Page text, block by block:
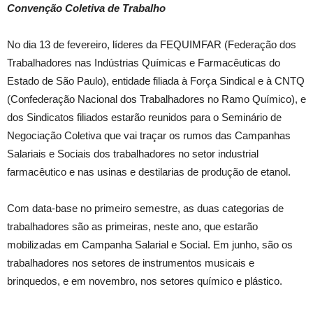
Convenção Coletiva de Trabalho
No dia 13 de fevereiro, líderes da FEQUIMFAR (Federação dos
Trabalhadores nas Indústrias Químicas e Farmacêuticas do
Estado de São Paulo), entidade filiada à Força Sindical e à CNTQ
(Confederação Nacional dos Trabalhadores no Ramo Químico), e
dos Sindicatos filiados estarão reunidos para o Seminário de
Negociação Coletiva que vai traçar os rumos das Campanhas
Salariais e Sociais dos trabalhadores no setor industrial
farmacêutico e nas usinas e destilarias de produção de etanol.
Com data-base no primeiro semestre, as duas categorias de
trabalhadores são as primeiras, neste ano, que estarão
mobilizadas em Campanha Salarial e Social. Em junho, são os
trabalhadores nos setores de instrumentos musicais e
brinquedos, e em novembro, nos setores químico e plástico.